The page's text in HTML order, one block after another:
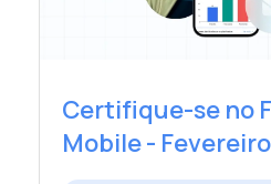
Certifique-se no
Mobile -